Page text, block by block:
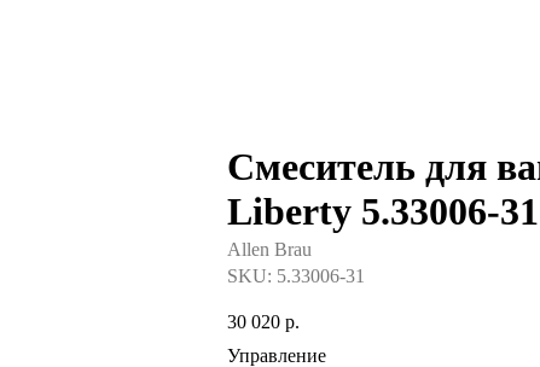
Смеситель для
Liberty 5.33006-
Allen Brau
SKU: 5.33006-31
30 020 р.
Управление